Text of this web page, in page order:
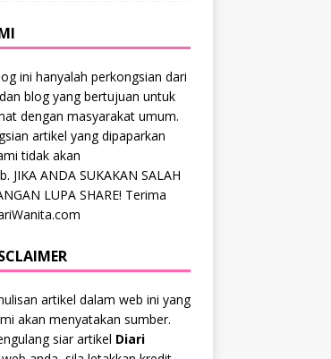
ini hanyalah perkongsian dari
blog yang bertujuan untuk
dengan masyarakat umum.
artikel yang dipaparkan
tidak akan
JIKA ANDA SUKAKAN SALAH
LUPA SHARE! Terima
artikel dalam web ini yang
akan menyatakan sumber.
siar artikel Diari